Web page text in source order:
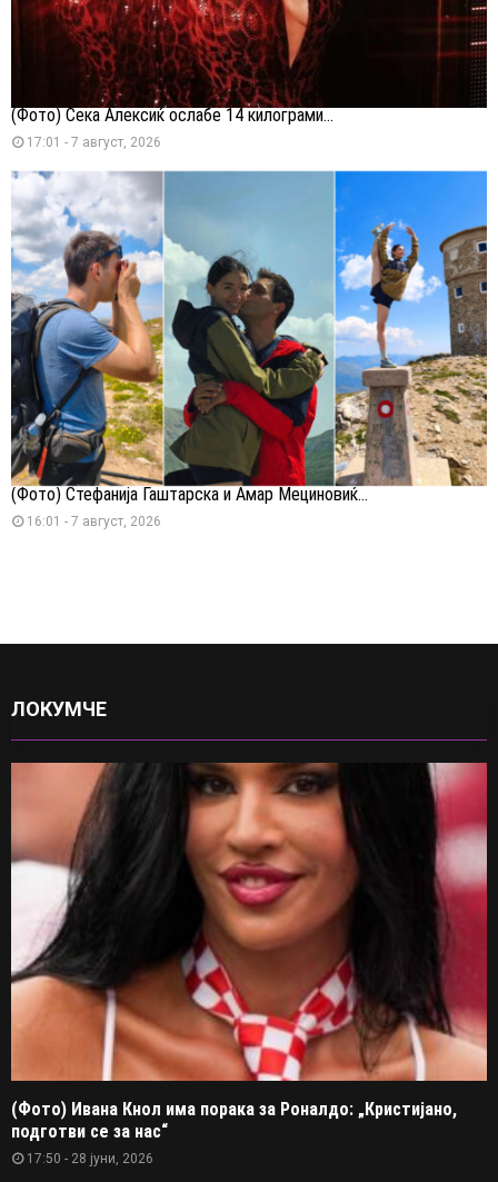
(Фото) Сека Алексиќ ослабе 14 килограми...
17:01 - 7 август, 2026
(Фото) Стефанија Гаштарска и Амар Мециновиќ...
16:01 - 7 август, 2026
ЛОКУМЧЕ
(Фото) Ивана Кнол има порака за Роналдо: „Кристијано,
подготви се за нас“
17:50 - 28 јуни, 2026